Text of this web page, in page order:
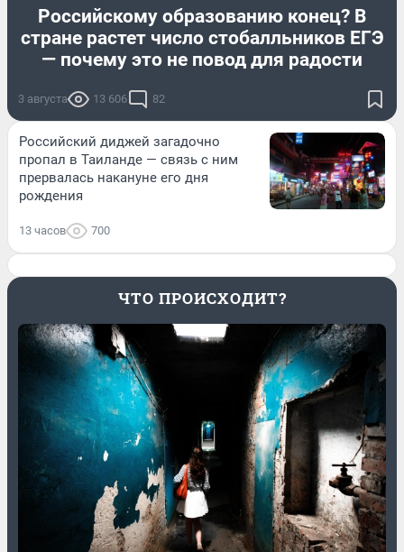
Российскому образованию конец? В
стране растет число стобалльников ЕГЭ
— почему это не повод для радости
3 августа 13 606 82
Российский диджей загадочно
пропал в Таиланде — связь с ним
прервалась накануне его дня
рождения
13 часов 700
ЧТО ПРОИСХОДИТ?